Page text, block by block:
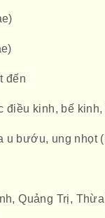
đến
điều kinh, bế
u bướu, ung nhọt
Quảng Trị,